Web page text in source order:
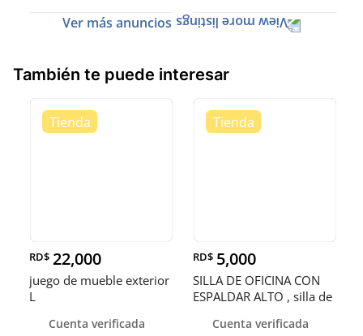
Ver más anuncios
También te puede interesar
RD$ 22,000
juego de mueble exterior
L
Cuenta verificada
RD$ 5,000
SILLA DE OFICINA CON
ESPALDAR ALTO , silla de
Cuenta verificada